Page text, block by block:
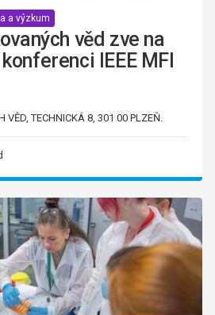
a výzkum
věd zve na
IEEE MFI
VĚD, TECHNICKÁ 8, 301 00 PLZEŇ.